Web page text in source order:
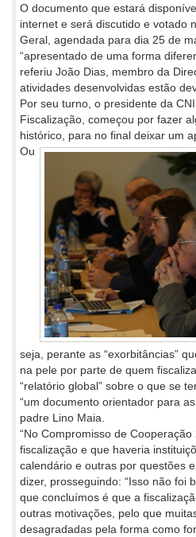
O documento que estará
internet e será discutido e votado
Geral, agendada para dia 25 de
“apresentado de uma forma
referiu João Dias, membro da
atividades desenvolvidas estão
Por seu turno, o presidente da
Fiscalização, começou por fazer
histórico, para no final deixar um
Ou
seja, perante as “exorbitâncias”
na pele por parte de quem
“relatório global” sobre o que se
“um documento orientador para
padre Lino Maia.
“No Compromisso de
fiscalização e que haveria
calendário e outras por questões
dizer, prosseguindo: “Isso não foi
que concluímos é que a
outras motivações, pelo que
desagradadas pela forma como